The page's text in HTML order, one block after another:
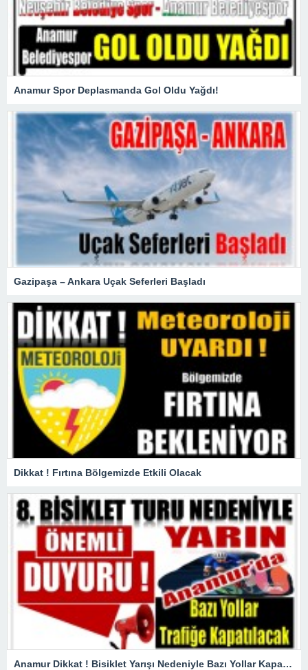
Anamur Spor Deplasmanda Gol Oldu Yağdı!
Gazipaşa – Ankara Uçak Seferleri Başladı
Dikkat ! Fırtına Bölgemizde Etkili Olacak
Anamur Dikkat ! Bisiklet Yarışı Nedeniyle Bazı Yollar Kapanacak